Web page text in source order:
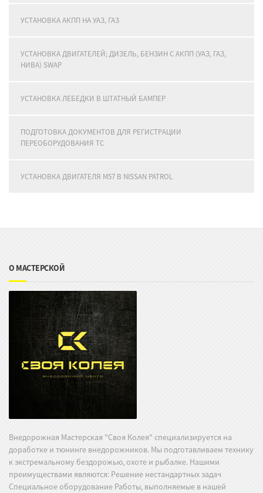
УСТАНОВКА АКПП НА УАЗ, ГАЗ
УСТАНОВКА ДВИГАТЕЛЕЙ; ДИЗЕЛЬ, БЕНЗИН С АКПП (УАЗ, ГАЗ,
НИВА) SWAP
УСТАНОВКА ЛЕБЕДКИ В ШТАТНЫЙ БАМПЕР
ПОДГОТОВКА ДОКУМЕНТОВ ДЛЯ РЕГИСТРАЦИИ
ПЕРЕОБОРУДОВАНИЯ ТС
УСТАНОВКА ДВИГАТЕЛЯ M57 В NISSAN PATROL
О МАСТЕРСКОЙ
Внедорожная Мастерская "Своя Колея" специализируется на
доработке и тюнинге внедорожников. Мы подготавливаем технику
к экстремальному бездорожью, охоте и рыбалке. Нашими
преимуществами являются: Решение нестандартных задач
Специальное оборудование Работы, выполняемые в нашей